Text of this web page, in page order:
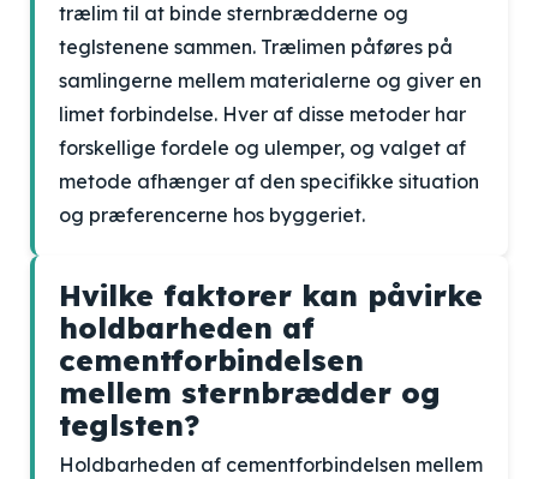
trælim til at binde sternbrædderne og
teglstenene sammen. Trælimen påføres på
samlingerne mellem materialerne og giver en
limet forbindelse. Hver af disse metoder har
forskellige fordele og ulemper, og valget af
metode afhænger af den specifikke situation
og præferencerne hos byggeriet.
Hvilke faktorer kan påvirke
holdbarheden af
cementforbindelsen
mellem sternbrædder og
teglsten?
Holdbarheden af cementforbindelsen mellem